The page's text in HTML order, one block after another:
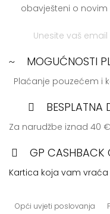
obavješteni o
MOGUĆNOSTI
Plaćanje pouzećem i
BESPLATNA
Za narudžbe iznad 40 €
GP CASHBACK
Kartica koja vam
Opći uvjeti poslovanja